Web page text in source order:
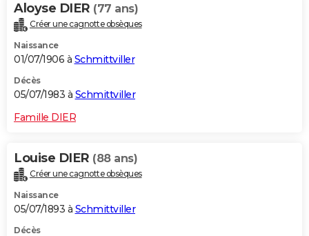
Aloyse DIER (77 ans)
Créer une cagnotte obsèques
Naissance
01/07/1906 à Schmittviller
Décès
05/07/1983 à Schmittviller
Famille DIER
Louise DIER (88 ans)
Créer une cagnotte obsèques
Naissance
05/07/1893 à Schmittviller
Décès